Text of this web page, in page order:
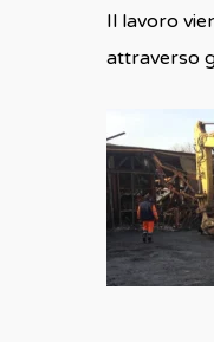
Il lavoro
attraverso